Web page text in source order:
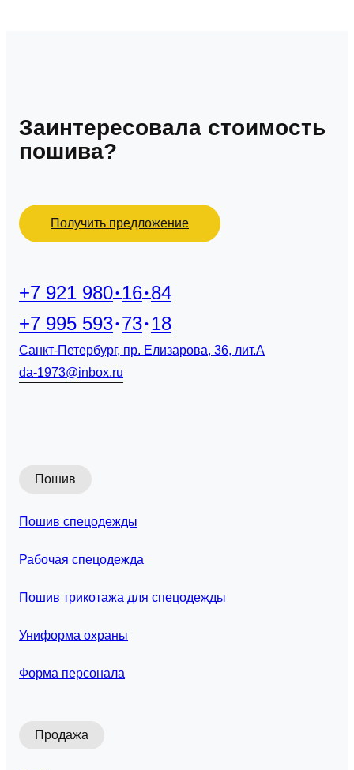
Заинтересовала стоимость
пошива?
Получить предложение
+7 921 980 16 84
+7 995 593 73 18
Санкт-Петербург, пр. Елизарова, 36, лит.А
da-1973@inbox.ru
Пошив
Пошив спецодежды
Рабочая спецодежда
Пошив трикотажа для спецодежды
Униформа охраны
Форма персонала
Продажа